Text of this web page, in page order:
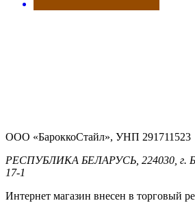
ООО «БароккоСтайл», УНП 291711523
РЕСПУБЛИКА БЕЛАРУСЬ, 224030, г.
17-1
Интернет магазин внесен в торговый